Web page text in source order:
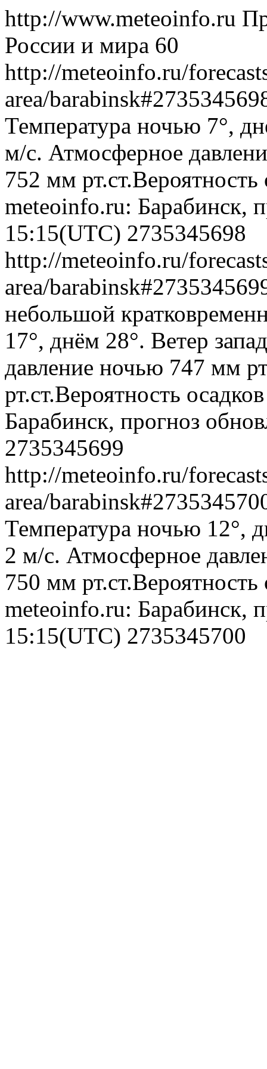
http://www.meteoinfo.ru
России и мира 60
http://meteoinfo.ru/
area/
Температура ночью 7°,
м/с. Атмосферное
752 мм рт.ст.Вероятность
meteoinfo.ru: Барабинск,
15:15(UTC) 2735345698
http://meteoinfo.ru/
area/
небольшой
17°, днём 28°. Ветер
давление ночью 747 мм
рт.ст.Вероятность
Барабинск, прогноз
2735345699
http://meteoinfo.ru/
area/
Температура ночью 12°,
2 м/с. Атмосферное
750 мм рт.ст.Вероятность
meteoinfo.ru: Барабинск,
15:15(UTC) 2735345700